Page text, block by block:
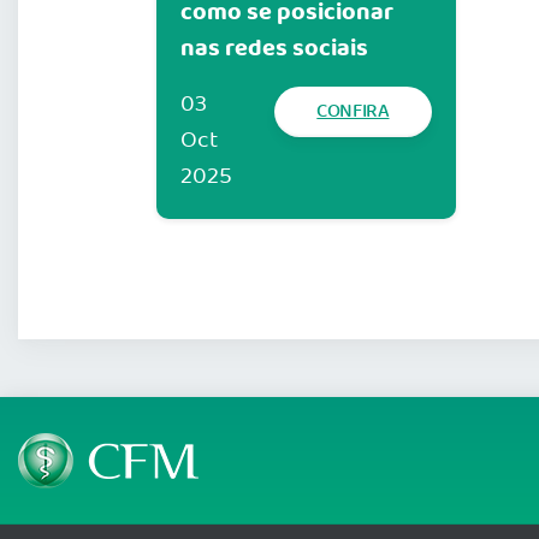
como se posicionar
nas redes sociais
03
Oct
2025
CONFIRA